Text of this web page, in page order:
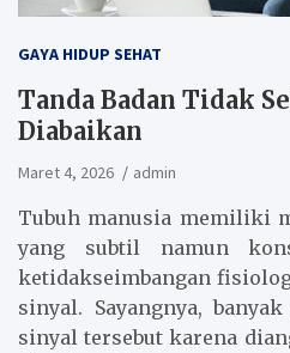
GAYA HIDUP SEHAT
Tanda Badan Tidak
Diabaikan
Maret 4, 2026 admin
Tubuh manusia memiliki
yang subtil namun
ketidakseimbangan
sinyal. Sayangnya,
sinyal tersebut karena